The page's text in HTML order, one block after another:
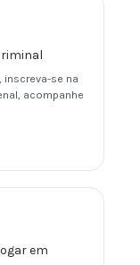
inscreva-se na
acompanhe
em